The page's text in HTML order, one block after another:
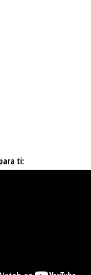
ti: